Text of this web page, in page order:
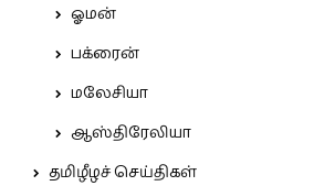
ஓமன்
பக்ரைன்
மலேசியா
ஆஸ்திரேலியா
தமிழீழச் செய்திகள்